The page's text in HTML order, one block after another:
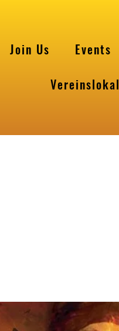
Join Us Events
Vereinslokal